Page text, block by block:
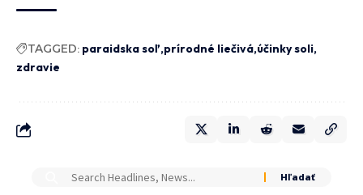
TAGGED: paraidska soľ prírodné liečivá účinky soli
zdravie